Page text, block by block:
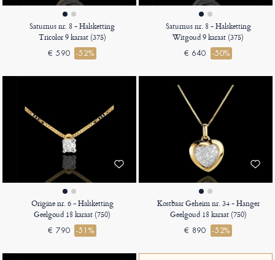
Saturnus nr. 8 - Halsketting
Tricolor 9 karaat (375)
€ 590 -52%
Saturnus nr. 8 - Halsketting
Witgoud 9 karaat (375)
€ 640 -50%
Origine nr. 6 - Halsketting
Geelgoud 18 karaat (750)
€ 790 -51%
Kostbaar Geheim nr. 34 - Hanger
Geelgoud 18 karaat (750)
€ 890 -52%